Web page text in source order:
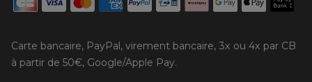
Carte bancaire, PayPal, virement bancaire, 3x ou 4x par CB
à partir de 50€, Google/Apple Pay.